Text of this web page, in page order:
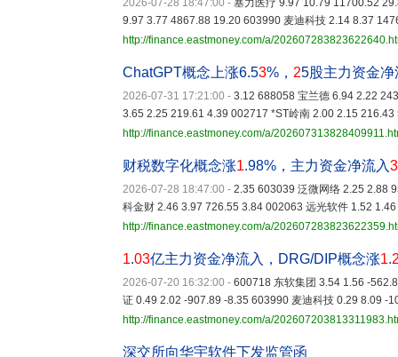
2026-07-28 18:47:00 - 塞力医疗 9.97 10.79 11700.52
9.97 3.77 4867.88 19.20 603990 麦迪科技 2.14 8.37
http://finance.eastmoney.com/a/
ChatGPT概念上涨6.53%， 25股主力资金
2026-07-31 17:21:00 - 3.12 688058 宝兰德 6.94 2.22
3.65 2.25 219.61 4.39 002717 *ST岭南 2.00 2.15
http://finance.eastmoney.com/a/
财税数字化概念涨1.98%，主力资金净流入3
2026-07-28 18:47:00 - 2.35 603039 泛微网络 2.25 2.88
科金财 2.46 3.97 726.55 3.84 002063 远光软件 1.52
http://finance.eastmoney.com/a/
1.03亿主力资金净流入，DRG/DIP概念涨1.
2026-07-20 16:32:00 - 600718 东软集团 3.54 1.56 -
证 0.49 2.02 -907.89 -8.35 603990 麦迪科技 0.29 8.09 -
http://finance.eastmoney.com/a/
深交所向华宇软件下发监管函